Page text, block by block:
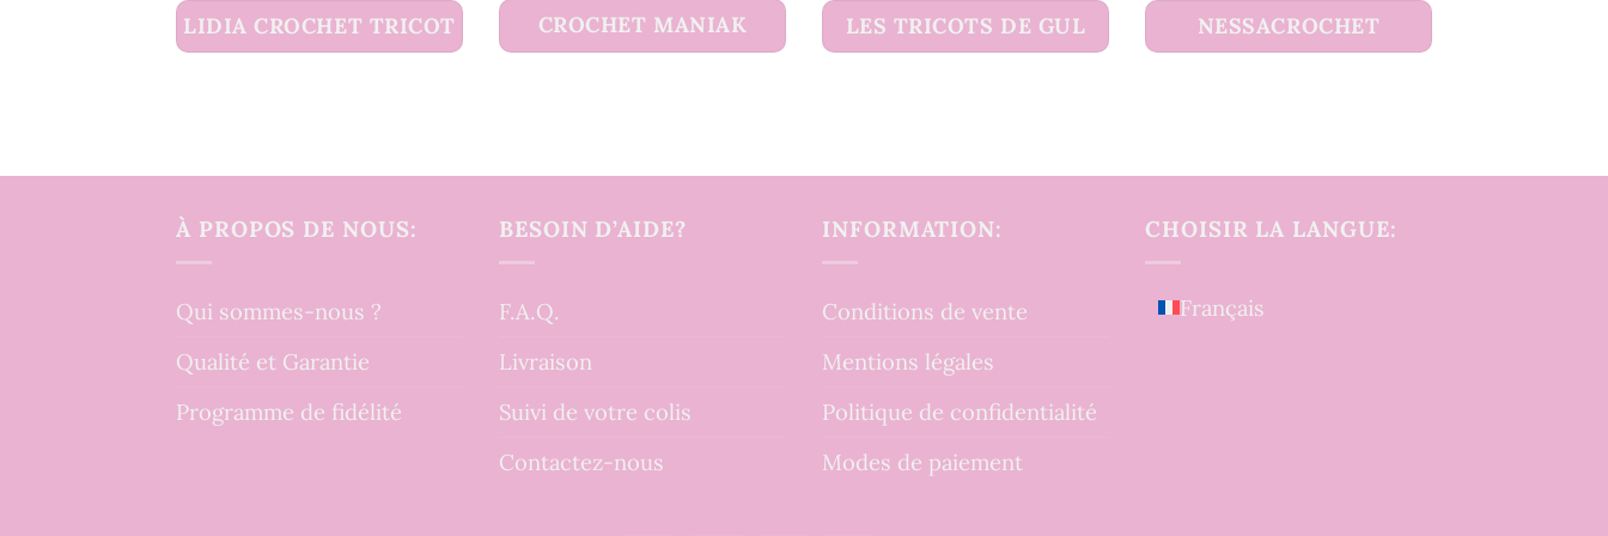
LIDIA CROCHET TRICOT CROCHET MANIAK LES TRICOTS DE GUL NESSACROCHET
À PROPOS DE NOUS:
Qui sommes-nous ?
Qualité et Garantie
Programme de fidélité
BESOIN D’AIDE?
F.A.Q.
Livraison
Suivi de votre colis
Contactez-nous
INFORMATION:
Conditions de vente
Mentions légales
Politique de confidentialité
Modes de paiement
CHOISIR LA LANGUE:
Français